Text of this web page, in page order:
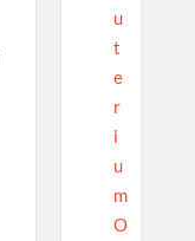
u
t
e
r
i
u
m
O